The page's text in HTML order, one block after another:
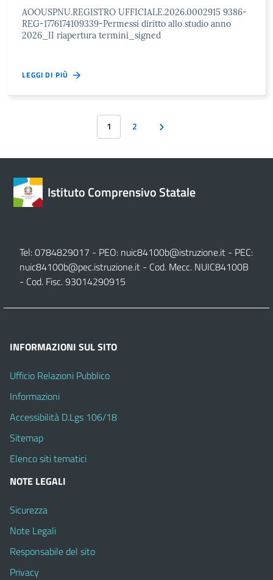
AOOUSPNU.REGISTRO UFFICIALE.2026.0002915 9386-
REG-1776174109339-Permessi diritto allo studio anno
2026_II riapertura termini_signed
LEGGI DI PIÙ
1 2
Istituto Comprensivo Statale
Tel: 0784829017 - PEO: nuic84100b@istruzione.it - PEC:
nuic84100b@pec.istruzione.it - Cod. Mecc. NUIC84100B
- Cod. Fisc. 93014290915
INFORMAZIONI SUL SITO
Ufficio Relazioni Pubblico
Informazioni
Accessibilità D.Lgs 106/18
Sitemap
Elenco siti tematici
NOTE LEGALI
Sicurezza
Note Legali
Responsabile del sito
Privacy